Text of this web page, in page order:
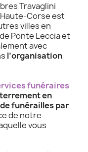
Travaglini
Corse est
villes en
Ponte Leccia et
avec
l’organisation
funéraires
en
funérailles par
de notre
vous